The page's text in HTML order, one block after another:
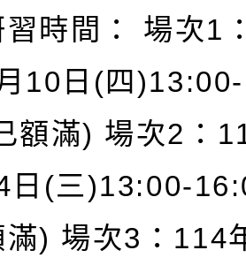
習時間： 場次1
10日(四
額滿) 場次2：
日(三)13:00-
滿) 場次3：114